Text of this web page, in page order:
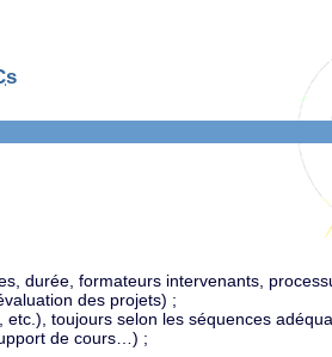
durée, formateurs intervenants,
des projets) ;
toujours selon les séquences
de cours…) ;